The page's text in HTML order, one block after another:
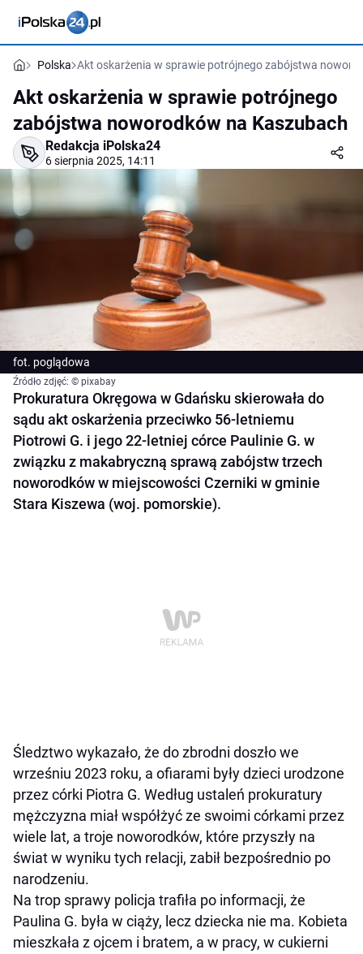
Polska Akt oskarżenia w sprawie potrójnego zabójstwa
Akt oskarżenia w sprawie potrójnego
zabójstwa noworodków na Kaszubach
Redakcja iPolska24
6 sierpnia 2025, 14:11
fot. poglądowa
Źródło zdjęć: © pixabay
Prokuratura Okręgowa w Gdańsku skierowała do
sądu akt oskarżenia przeciwko 56-letniemu
Piotrowi G. i jego 22-letniej córce Paulinie G. w
związku z makabryczną sprawą zabójstw trzech
noworodków w miejscowości Czerniki w gminie
Stara Kiszewa (woj. pomorskie).
Śledztwo wykazało, że do zbrodni doszło we
wrześniu 2023 roku, a ofiarami były dzieci urodzone
przez córki Piotra G. Według ustaleń prokuratury
mężczyzna miał współżyć ze swoimi córkami przez
wiele lat, a troje noworodków, które przyszły na
świat w wyniku tych relacji, zabił bezpośrednio po
narodzeniu.
Na trop sprawy policja trafiła po informacji, że
Paulina G. była w ciąży, lecz dziecka nie ma. Kobieta
mieszkała z ojcem i bratem, a w pracy, w cukierni